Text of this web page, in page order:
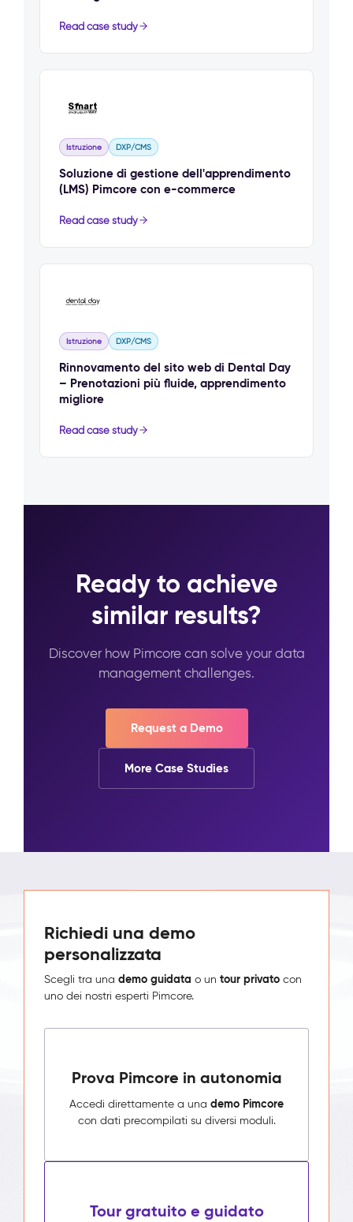
Read case study
Istruzione DXP/CMS
Soluzione di gestione dell'apprendimento
(LMS) Pimcore con e-commerce
Read case study
Istruzione DXP/CMS
Rinnovamento del sito web di Dental Day
– Prenotazioni più fluide, apprendimento
migliore
Read case study
Ready to achieve
similar results?
Discover how Pimcore can solve your data
management challenges.
Request a Demo
More Case Studies
Richiedi una demo
personalizzata
Scegli tra una demo guidata o un tour privato con
uno dei nostri esperti Pimcore.
Prova Pimcore in autonomia
Accedi direttamente a una demo Pimcore
con dati precompilati su diversi moduli.
Tour gratuito e guidato